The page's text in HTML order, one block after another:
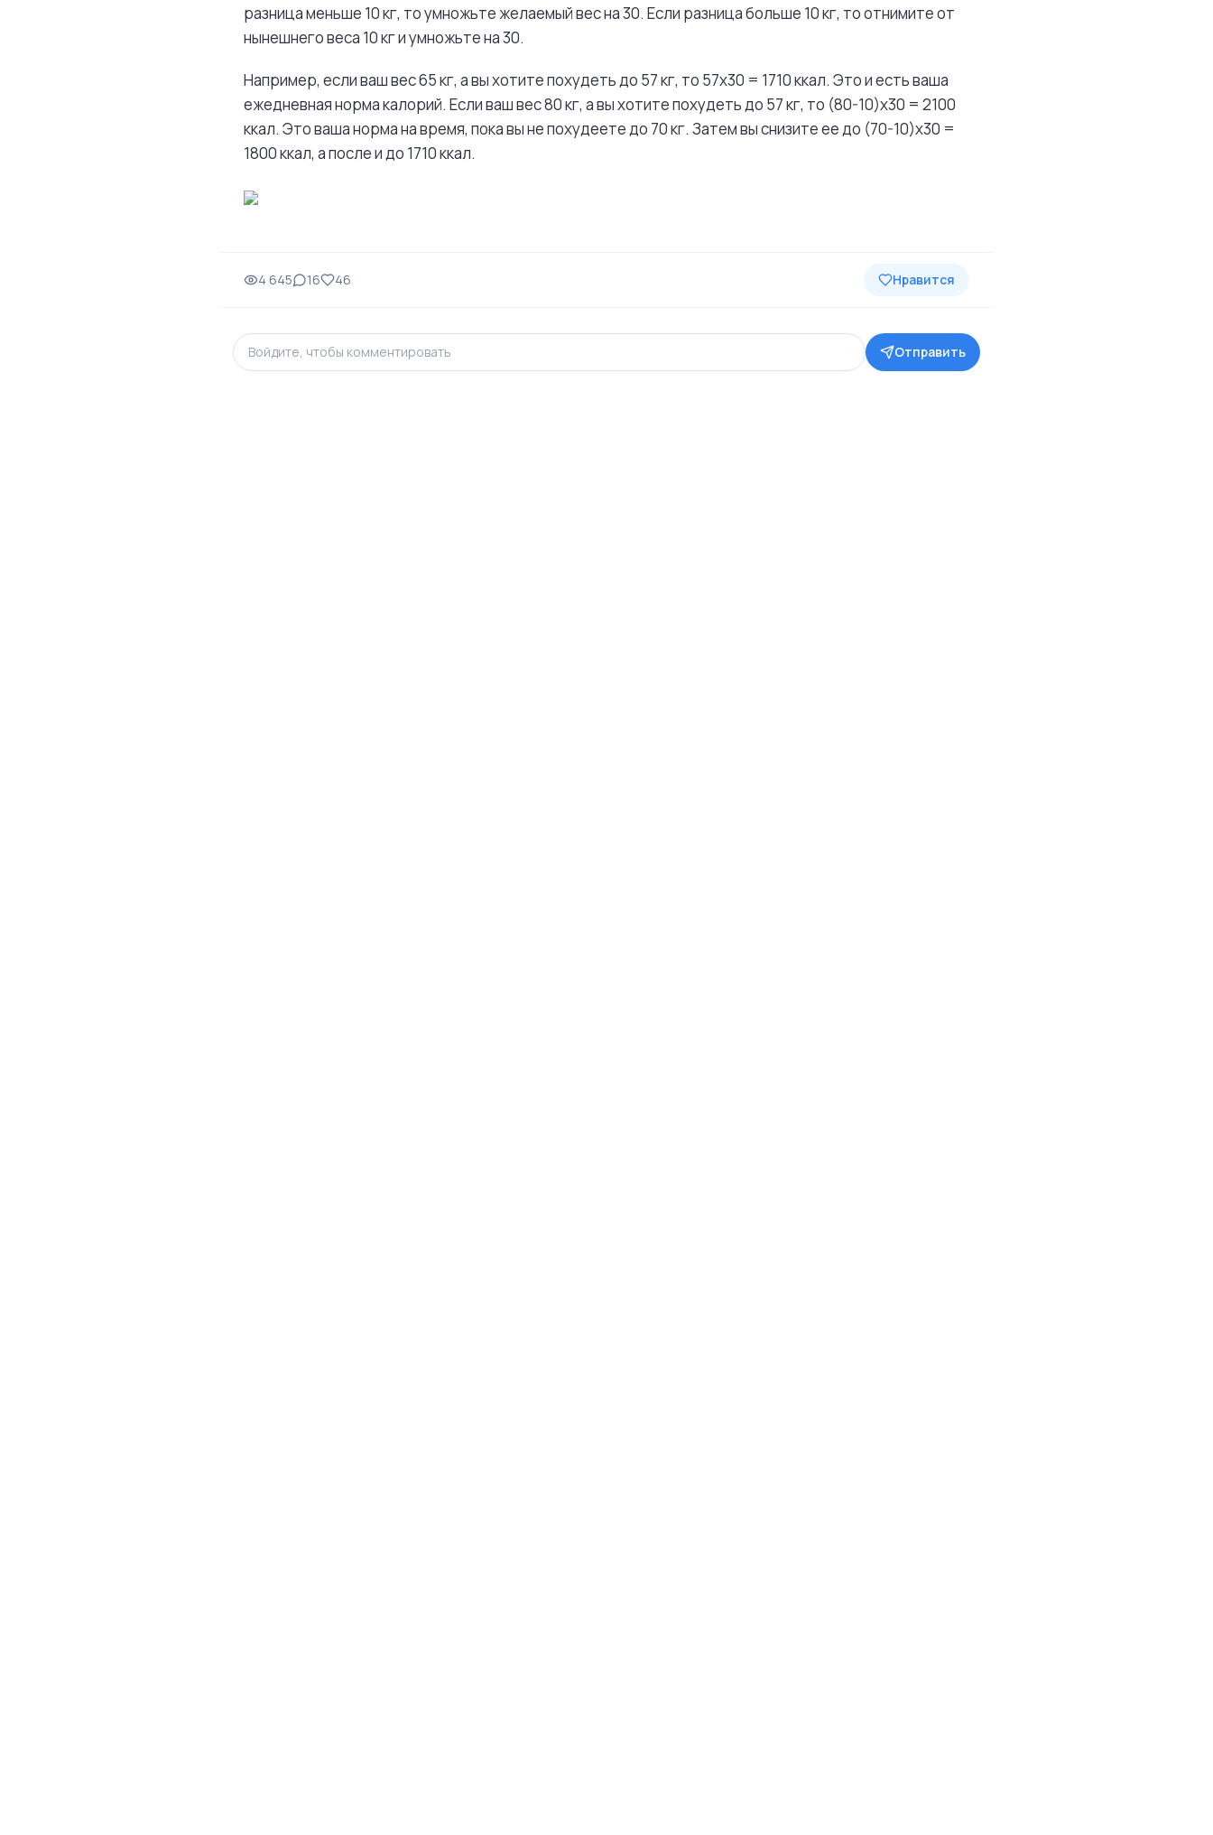
разница меньше 10 кг, то умножьте желаемый вес на 30. Если разница больше 10 кг, то отнимите от
нынешнего веса 10 кг и умножьте на 30.
Например, если ваш вес 65 кг, а вы хотите похудеть до 57 кг, то 57х30 = 1710 ккал. Это и есть ваша
ежедневная норма калорий. Если ваш вес 80 кг, а вы хотите похудеть до 57 кг, то (80-10)х30 = 2100
ккал. Это ваша норма на время, пока вы не похудеете до 70 кг. Затем вы снизите ее до (70-10)х30 =
1800 ккал, а после и до 1710 ккал.
4 645 16 46 Нравится
Отправить